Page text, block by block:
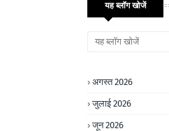
यह ब्लॉग खोजें
अगस्त 2026
जुलाई 2026
जून 2026